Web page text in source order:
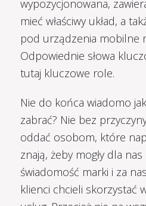
wypozycjonowana,
mieć właściwy układ, a
pod urządzenia mobilne
Odpowiednie słowa
tutaj kluczowe role.
Nie do końca wiadomo
zabrać? Nie bez
oddać osobom, które
znają, żeby mogły dla
świadomość marki i za
klienci chcieli skorzystać